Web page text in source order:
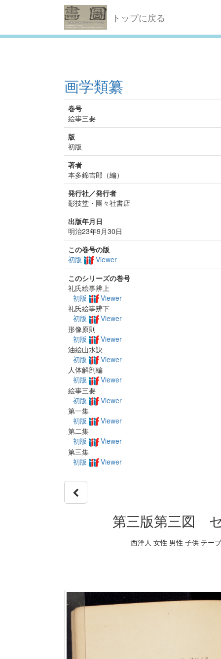
トップに戻る
画学類纂
巻号
絵事三要
版
初版
著者
本多錦吉郎（編）
発行社／発行者
彰技堂・團々社書店
出版年月日
明治23年9月30日
この巻号の版
初版
Viewer
このシリーズの巻号
礼氏絵事辨上
初版
Viewer
礼氏絵事辨下
初版
Viewer
形像原則
初版
Viewer
油絵山水訣
初版
Viewer
人体解剖編
初版
Viewer
絵事三要
初版
Viewer
第一集
初版
Viewer
第二集
初版
Viewer
第三集
初版
Viewer
第三版第三図
西洋人 女性 男性 子供 テー